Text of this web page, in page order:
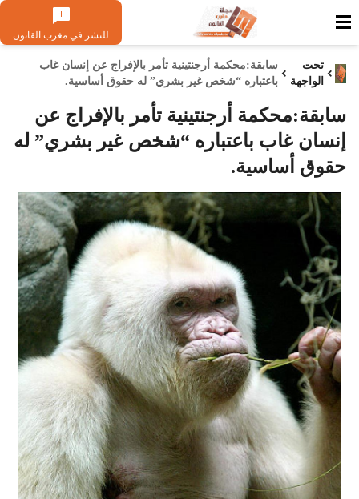
للنشر في مغرب القانون
تحت
الواجهة
سابقة:محكمة أرجنتينية تأمر بالإفراج عن إنسان غاب
باعتباره “شخص غير بشري” له حقوق أساسية.
سابقة:محكمة أرجنتينية تأمر بالإفراج عن
إنسان غاب باعتباره “شخص غير بشري” له
حقوق أساسية.